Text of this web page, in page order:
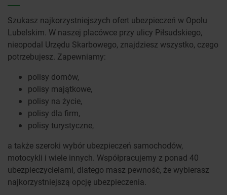
Szukasz najkorzystniejszych ofert ubezpieczeń w Opolu
Lubelskim. W naszej placówce przy ulicy Piłsudskiego,
nieopodal Urzędu Skarbowego, znajdziesz wszystko, czego
potrzebujesz. Zapewniamy:
polisy domów,
polisy majątkowe,
polisy na życie,
polisy dla firm,
polisy turystyczne,
a także szeroki wybór ubezpieczeń samochodów,
motocykli i wiele innych. Współpracujemy z ponad 40
ubezpieczycielami, dlatego masz pewność, że wybierasz
najkorzystniejszą opcję ubezpieczenia.